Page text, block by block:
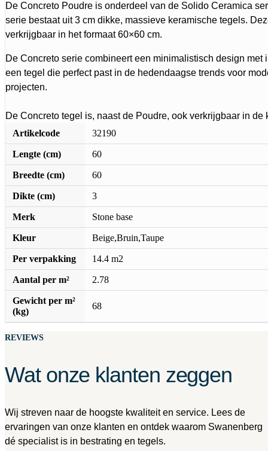
De Concreto Poudre is onderdeel van de Solido Ceramica
serie bestaat uit 3 cm dikke, massieve keramische tegels.
verkrijgbaar in het formaat 60×60 cm.
De Concreto serie combineert een minimalistisch design met
een tegel die perfect past in de hedendaagse trends voor
projecten.
De Concreto tegel is, naast de Poudre, ook verkrijgbaar in de
Artikelcode
32190
Lengte (cm) 60
Breedte (cm) 60
Dikte (cm) 3
Merk Stone base
Kleur Beige,Bruin,Taupe
Per verpakking 14.4 m2
Aantal per m² 2.78
Gewicht per m²
(kg)
68
REVIEWS
Wat onze klanten zeggen
Wij streven naar de hoogste kwaliteit en service. Lees de
ervaringen van onze klanten en ontdek waarom Swanenberg
dé specialist is in bestrating en tegels.